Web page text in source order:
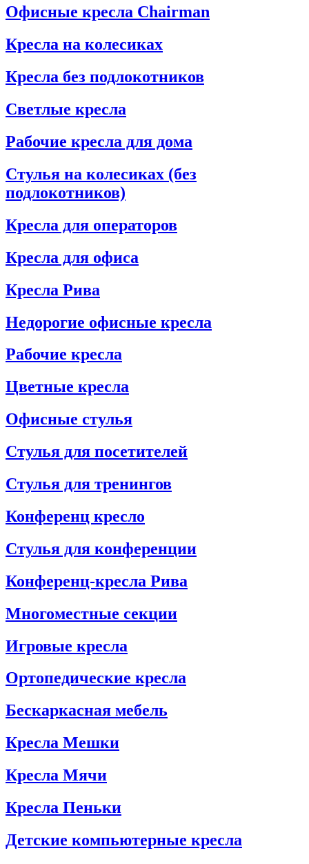
Офисные кресла Chairman
Кресла на колесиках
Кресла без подлокотников
Светлые кресла
Рабочие кресла для дома
Стулья на колесиках (без
подлокотников)
Кресла для операторов
Кресла для офиса
Кресла Рива
Недорогие офисные кресла
Рабочие кресла
Цветные кресла
Офисные стулья
Стулья для посетителей
Стулья для тренингов
Конференц кресло
Стулья для конференции
Конференц-кресла Рива
Многоместные секции
Игровые кресла
Ортопедические кресла
Бескаркасная мебель
Кресла Мешки
Кресла Мячи
Кресла Пеньки
Детские компьютерные кресла